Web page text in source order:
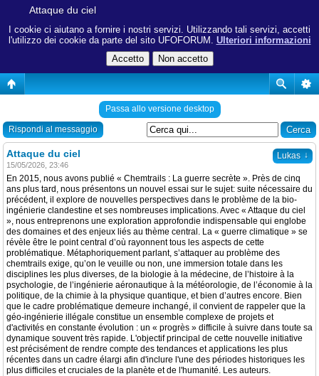
I cookie ci aiutano a fornire i nostri servizi. Utilizzando tali servizi, accetti
l'utilizzo dei cookie da parte del sito UFOFORUM. Ulteriori informazioni
Attaque du ciel
Passa allo versione desktop
Rispondi al messaggio
Lukas ↓
Attaque du ciel
15/05/2026, 23:46
En 2015, nous avons publié « Chemtrails : La guerre secrète ». Près de cinq
ans plus tard, nous présentons un nouvel essai sur le sujet: suite nécessaire du
précédent, il explore de nouvelles perspectives dans le problème de la bio-
ingénierie clandestine et ses nombreuses implications. Avec « Attaque du ciel
», nous entreprenons une exploration approfondie indispensable qui englobe
des domaines et des enjeux liés au thème central. La « guerre climatique » se
révèle être le point central d’où rayonnent tous les aspects de cette
problématique. Métaphoriquement parlant, s’attaquer au problème des
chemtrails exige, qu’on le veuille ou non, une immersion totale dans les
disciplines les plus diverses, de la biologie à la médecine, de l’histoire à la
psychologie, de l’ingénierie aéronautique à la météorologie, de l’économie à la
politique, de la chimie à la physique quantique, et bien d’autres encore. Bien
que le cadre problématique demeure inchangé, il convient de rappeler que la
géo-ingénierie illégale constitue un ensemble complexe de projets et
d'activités en constante évolution : un « progrès » difficile à suivre dans toute sa
dynamique souvent très rapide. L'objectif principal de cette nouvelle initiative
est précisément de rendre compte des tendances et applications les plus
récentes dans un cadre élargi afin d'inclure l'une des périodes historiques les
plus difficiles et cruciales de la planète et de l'humanité. Les auteurs.